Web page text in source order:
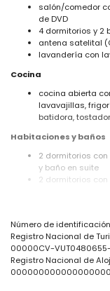
salón/comedor
de DVD
4 dormitorios y 2
antena satelital
lavandería con
Cocina
cocina abierta
lavavajillas,
batidora,
Habitaciones y baños
2 dormitorios
y baño en suite
2 dormitorios
Exterior de la villa
parcela cerrada
piscina privada
maravilloso
tumbonas
Número de
Registro Nacional de
00000CV-
Registro Nacional de